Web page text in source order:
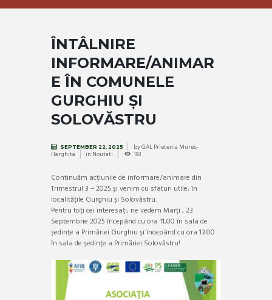
ÎNTÂLNIRE
INFORMARE/ANIMAR
E ÎN COMUNELE
GURGHIU ȘI
SOLOVĂSTRU
SEPTEMBER 22, 2025 byGAL Prietenia Mures-
Harghita in Noutati 193
Continuăm acțiunile de informare/animare din
Trimestrul 3 – 2025 și venim cu sfaturi utile, în
localitățile Gurghiu și Solovăstru.
Pentru toți cei interesați, ne vedem Marți , 23
Septembrie 2025 începând cu ora 11,00 în sala de
ședințe a Primăriei Gurghiu și începând cu ora 13.00
în sala de ședințe a Primăriei Solovăstru!